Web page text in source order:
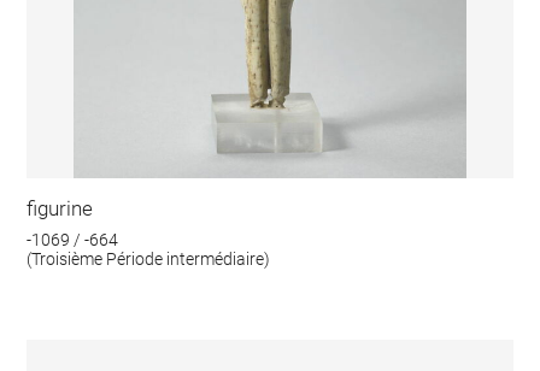
figurine
-1069 / -664
(Troisième Période intermédiaire)